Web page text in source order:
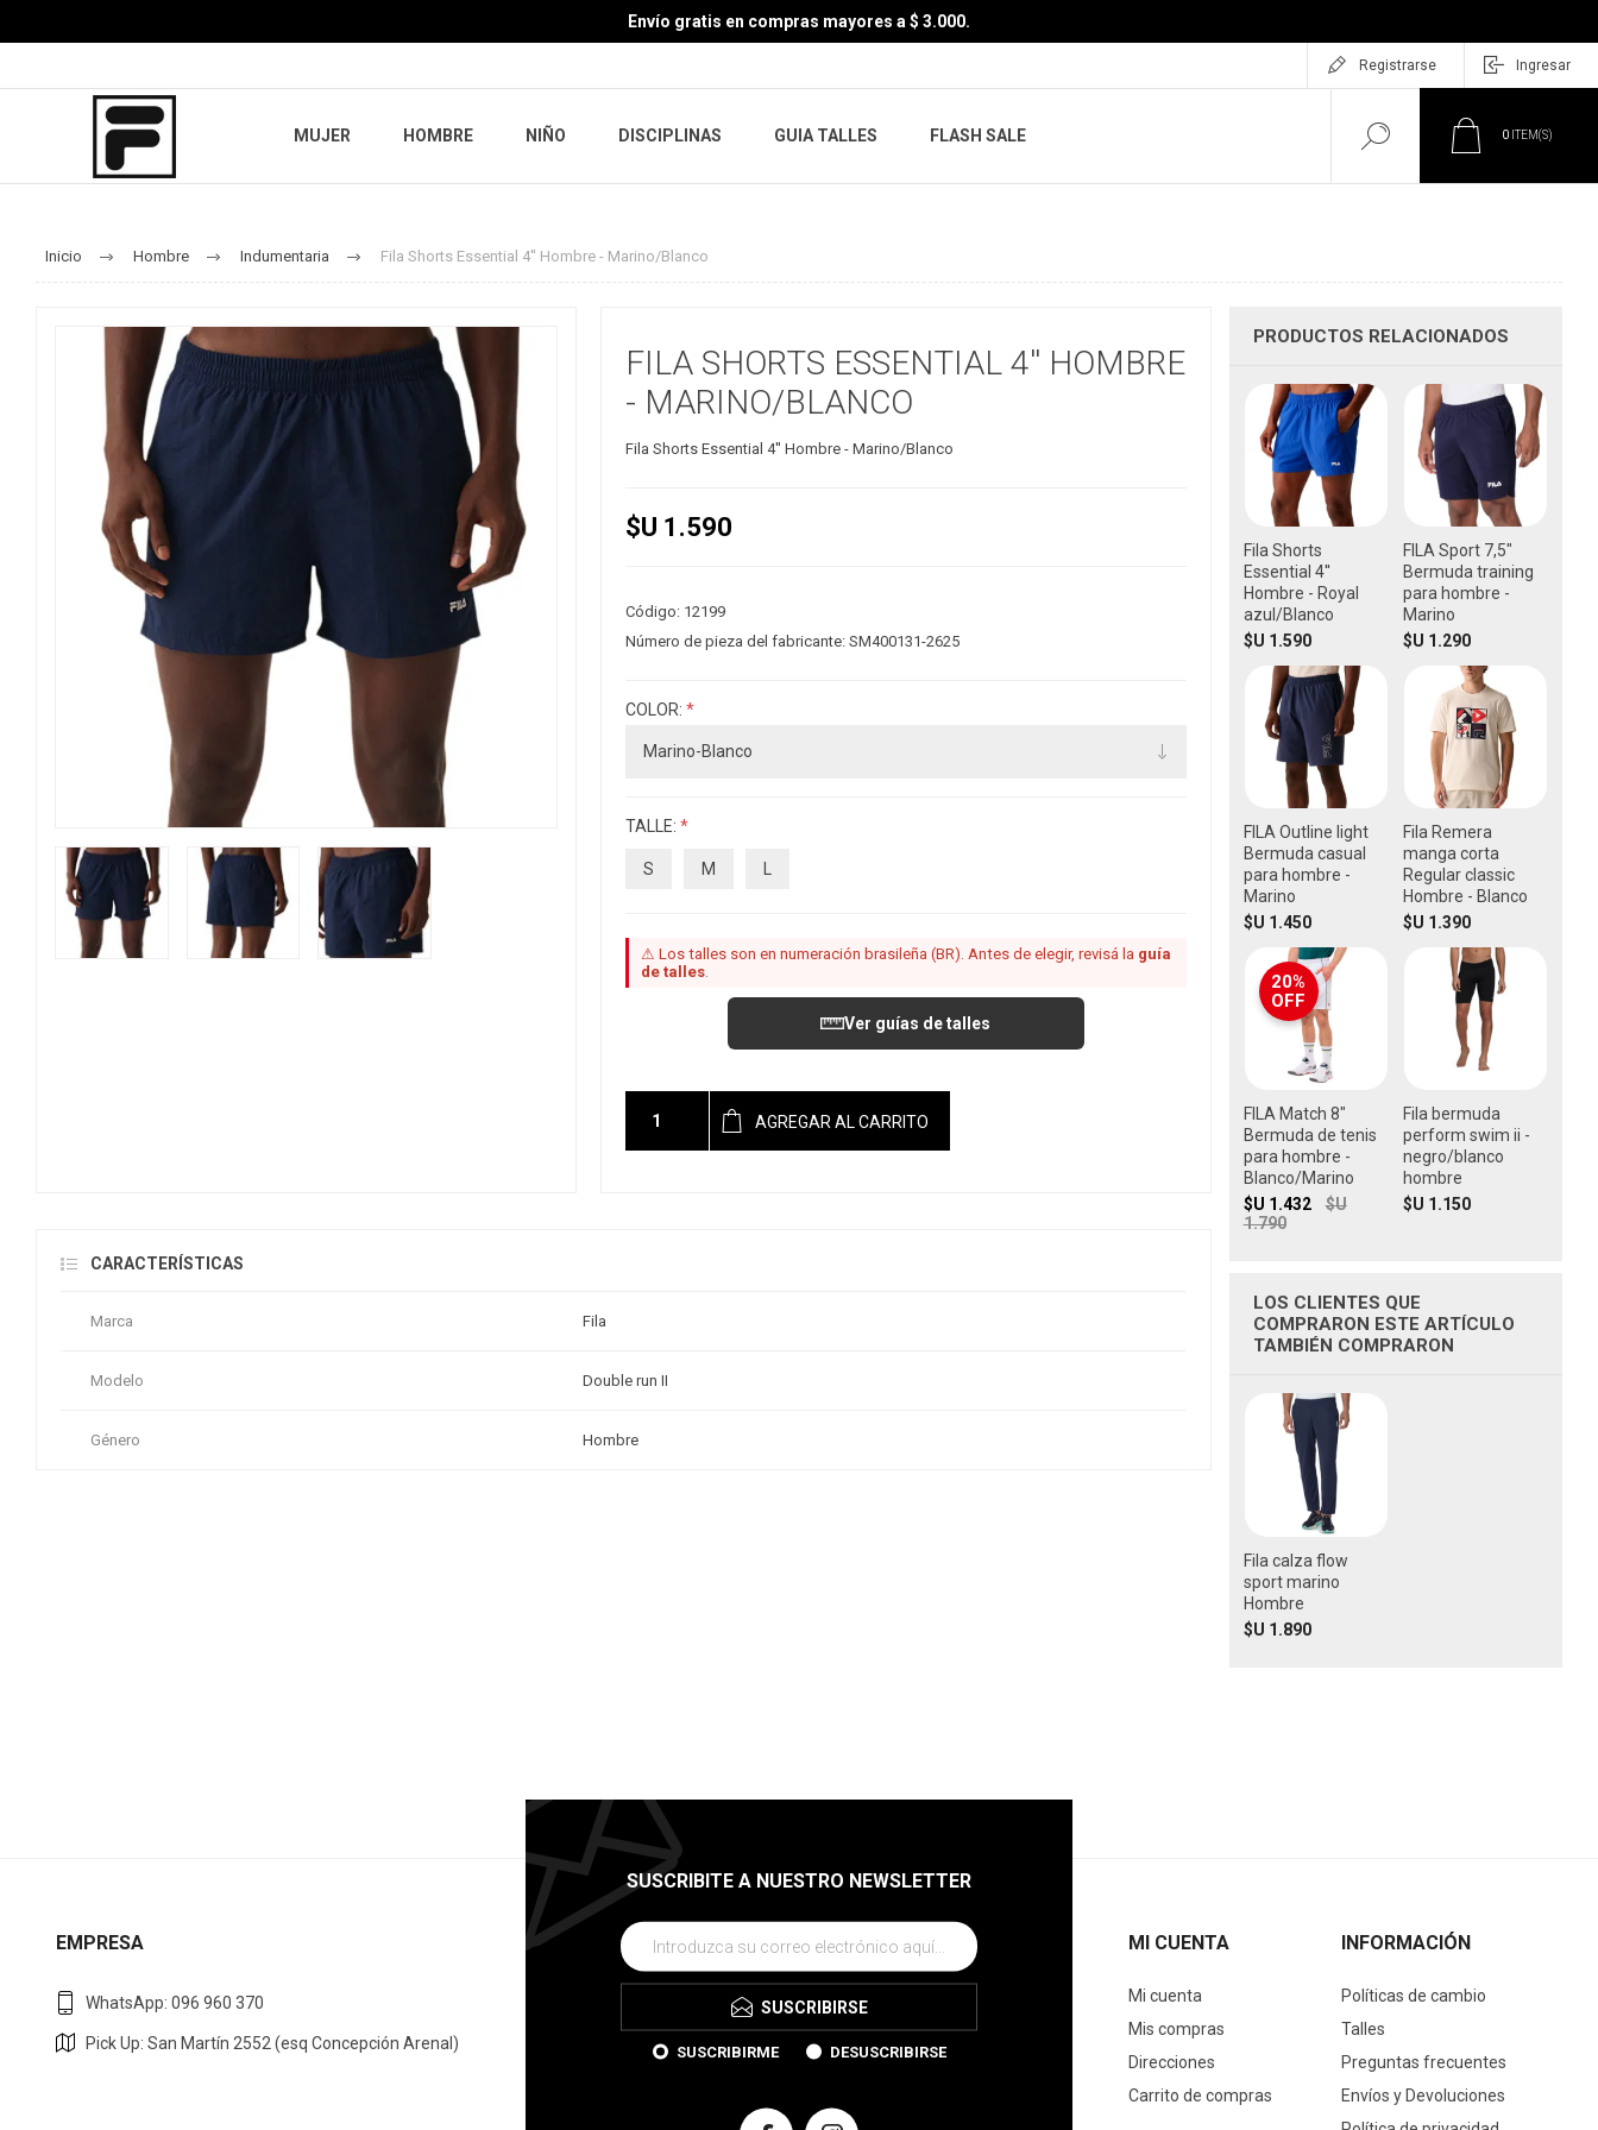
Envío gratis en compras mayores a $ 3.000.
Registrarse Ingresar
MUJER HOMBRE NIÑO DISCIPLINAS GUIA TALLES FLASH SALE 0 ITEM(S)
Inicio Hombre Indumentaria Fila Shorts Essential 4'' Hombre - Marino/Blanco
FILA SHORTS ESSENTIAL 4'' HOMBRE
- MARINO/BLANCO
Fila Shorts Essential 4'' Hombre - Marino/Blanco
$U 1.590
Código: 12199
Número de pieza del fabricante: SM400131-2625
COLOR: *
TALLE: *
S M L
⚠ Los talles son en numeración brasileña (BR). Antes de elegir, revisá la guía
de talles.
Ver guías de talles
AGREGAR AL CARRITO
CARACTERÍSTICAS
Marca Fila
Modelo Double run II
Género Hombre
PRODUCTOS RELACIONADOS
Fila Shorts
Essential 4''
Hombre - Royal
azul/Blanco
$U 1.590
FILA Sport 7,5"
Bermuda training
para hombre -
Marino
$U 1.290
FILA Outline light
Bermuda casual
para hombre -
Marino
$U 1.450
Fila Remera
manga corta
Regular classic
Hombre - Blanco
$U 1.390
20%
OFF
FILA Match 8"
Bermuda de tenis
para hombre -
Blanco/Marino
$U 1.432
$U
1.790
Fila bermuda
perform swim ii -
negro/blanco
hombre
$U 1.150
LOS CLIENTES QUE
COMPRARON ESTE ARTÍCULO
TAMBIÉN COMPRARON
Fila calza flow
sport marino
Hombre
$U 1.890
SUSCRIBITE A NUESTRO NEWSLETTER
SUSCRIBIRSE
SUSCRIBIRME DESUSCRIBIRSE
EMPRESA
WhatsApp: 096 960 370
Pick Up: San Martín 2552 (esq Concepción Arenal)
MI CUENTA
Mi cuenta
Mis compras
Direcciones
Carrito de compras
INFORMACIÓN
Políticas de cambio
Talles
Preguntas frecuentes
Envíos y Devoluciones